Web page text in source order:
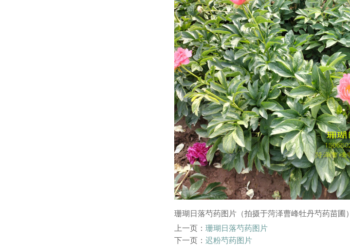
珊瑚日落芍药图片（拍摄于菏泽曹峰牡丹芍药苗圃）
上一页：珊瑚日落芍药图片
下一页：迟粉芍药图片